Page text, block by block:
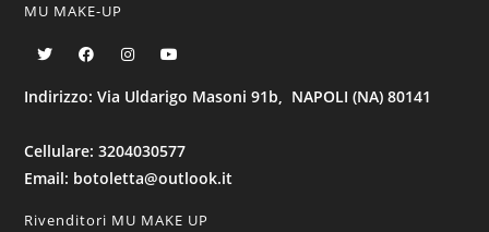
MU MAKE-UP
Indirizzo: Via Uldarigo Masoni 91b, NAPOLI (NA) 80141
Cellulare: 3204030577
Email: botoletta@outlook.it
Rivenditori MU MAKE UP